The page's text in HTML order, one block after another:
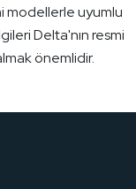
modellerle uyumlu
Delta'nın resmi
önemlidir.